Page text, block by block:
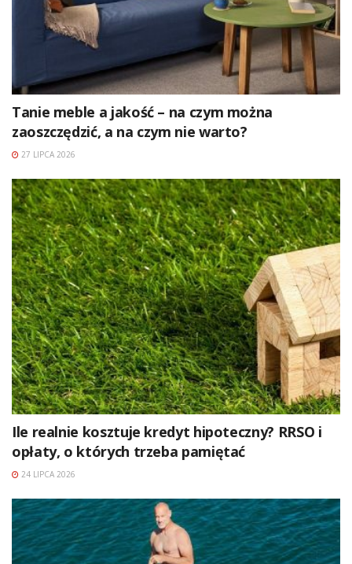
Tanie meble a jakość – na czym można
zaoszczędzić, a na czym nie warto?
27 LIPCA 2026
Ile realnie kosztuje kredyt hipoteczny? RRSO i
opłaty, o których trzeba pamiętać
24 LIPCA 2026